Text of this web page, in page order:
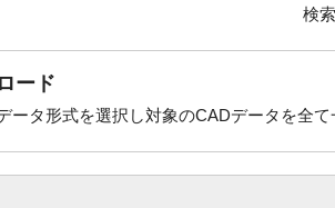
検
ード
ータ形式を選択し対象のCADデータを全